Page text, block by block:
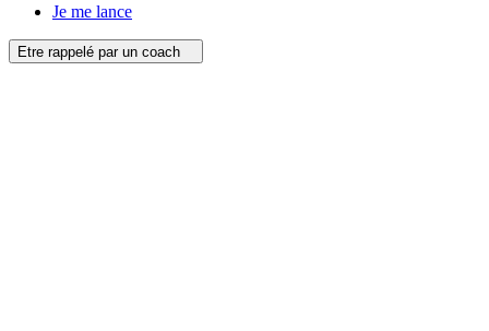
Je me lance
Etre rappelé par un coach